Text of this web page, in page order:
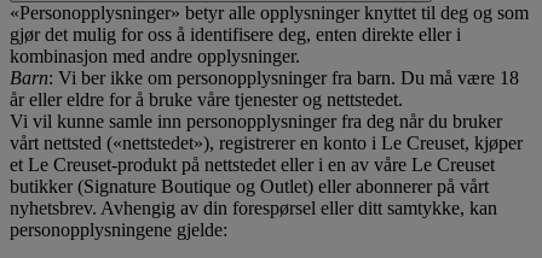
«Personopplysninger» betyr alle opplysninger knyttet til deg og som
gjør det mulig for oss å identifisere deg, enten direkte eller i
kombinasjon med andre opplysninger.
Barn: Vi ber ikke om personopplysninger fra barn. Du må være 18
år eller eldre for å bruke våre tjenester og nettstedet.
Vi vil kunne samle inn personopplysninger fra deg når du bruker
vårt nettsted («nettstedet»), registrerer en konto i Le Creuset, kjøper
et Le Creuset-produkt på nettstedet eller i en av våre Le Creuset
butikker (Signature Boutique og Outlet) eller abonnerer på vårt
nyhetsbrev. Avhengig av din forespørsel eller ditt samtykke, kan
personopplysningene gjelde: